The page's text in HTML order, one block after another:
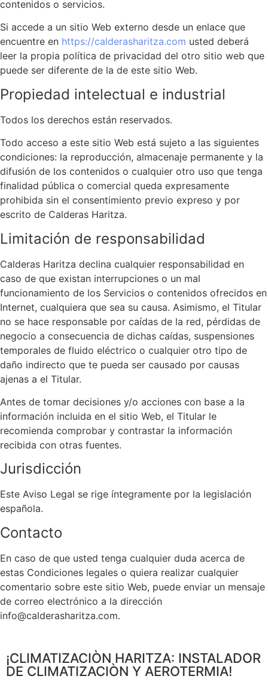
contenidos o servicios.
Si accede a un sitio Web externo desde un enlace que
encuentre en https://calderasharitza.com usted deberá
leer la propia política de privacidad del otro sitio web que
puede ser diferente de la de este sitio Web.
Propiedad intelectual e industrial
Todos los derechos están reservados.
Todo acceso a este sitio Web está sujeto a las siguientes
condiciones: la reproducción, almacenaje permanente y la
difusión de los contenidos o cualquier otro uso que tenga
finalidad pública o comercial queda expresamente
prohibida sin el consentimiento previo expreso y por
escrito de Calderas Haritza.
Limitación de responsabilidad
Calderas Haritza declina cualquier responsabilidad en
caso de que existan interrupciones o un mal
funcionamiento de los Servicios o contenidos ofrecidos en
Internet, cualquiera que sea su causa. Asimismo, el Titular
no se hace responsable por caídas de la red, pérdidas de
negocio a consecuencia de dichas caídas, suspensiones
temporales de fluido eléctrico o cualquier otro tipo de
daño indirecto que te pueda ser causado por causas
ajenas a el Titular.
Antes de tomar decisiones y/o acciones con base a la
información incluida en el sitio Web, el Titular le
recomienda comprobar y contrastar la información
recibida con otras fuentes.
Jurisdicción
Este Aviso Legal se rige íntegramente por la legislación
española.
Contacto
En caso de que usted tenga cualquier duda acerca de
estas Condiciones legales o quiera realizar cualquier
comentario sobre este sitio Web, puede enviar un mensaje
de correo electrónico a la dirección
info@calderasharitza.com.
¡CLIMATIZACIÒN HARITZA: INSTALADOR
DE CLIMATIZACIÒN Y AEROTERMIA!